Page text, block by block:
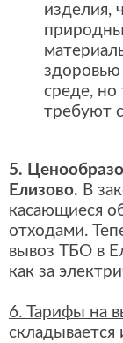
изделия,
среде, но
требуют
5.
Елизово. В
касающиеся
отходами.
вывоз ТБО в
как за
6. Тарифы на
складывается